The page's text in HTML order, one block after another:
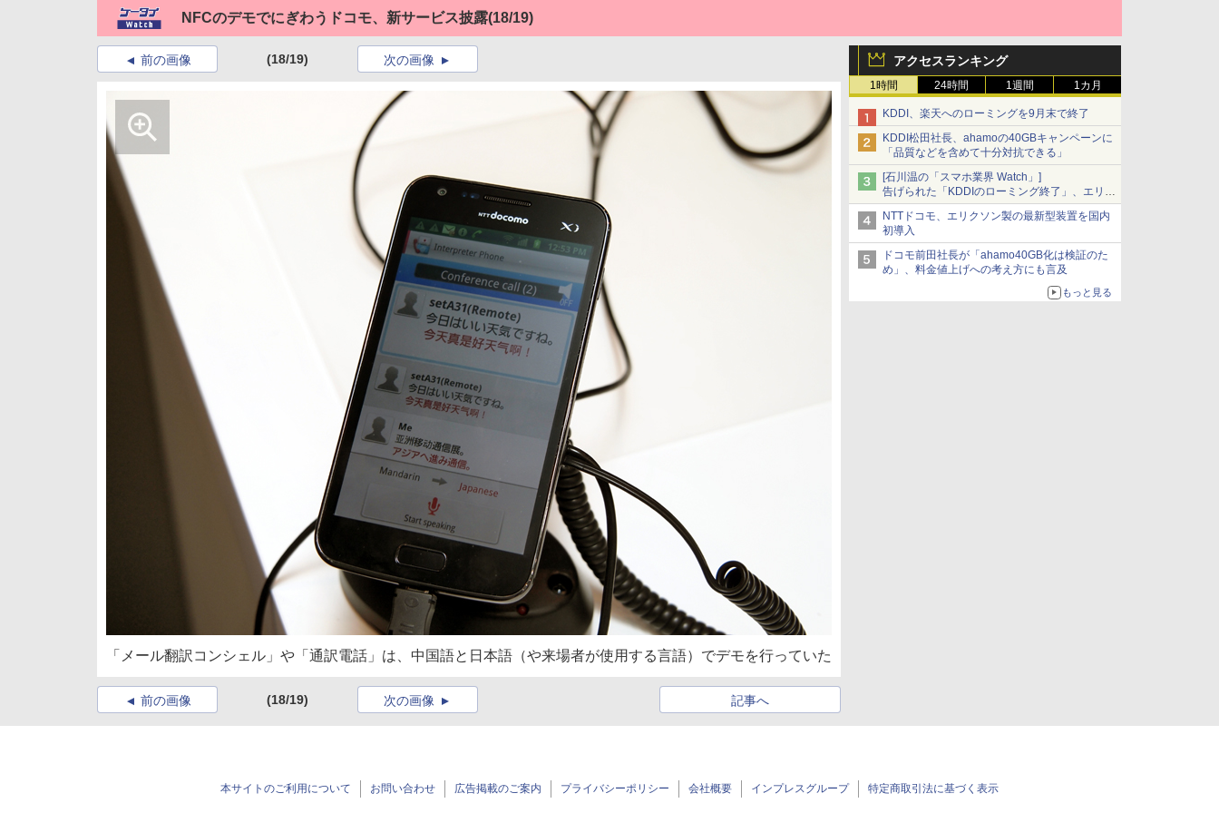
NFCのデモでにぎわうドコモ、新サービス披露(18/19)
アクセスランキング
1時間 24時間 1週間 1カ月
KDDI、楽天へのローミングを9月末で終了
KDDI松田社長、ahamoの40GBキャンペーンに
「品質などを含めて十分対抗できる」
[石川温の「スマホ業界 Watch」]
告げられた「KDDIのローミング終了」、エリア
マップの落とし穴と楽天モバイルの課題
NTTドコモ、エリクソン製の最新型装置を国内
初導入
ドコモ前田社長が「ahamo40GB化は検証のた
め」、料金値上げへの考え方にも言及
もっと見る
前の画像 (18/19) 次の画像
「メール翻訳コンシェル」や「通訳電話」は、中国語と日本語（や来場者が使用する言語）でデモを行っていた
前の画像 (18/19) 記事へ
次の画像
本サイトのご利用について お問い合わせ 広告掲載のご案内 プライバシーポリシー 会社概要 インプレスグループ 特定商取引法に基づく表示